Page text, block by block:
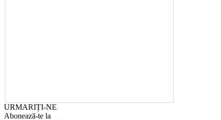
URMARIȚI-NE
Abonează-te la